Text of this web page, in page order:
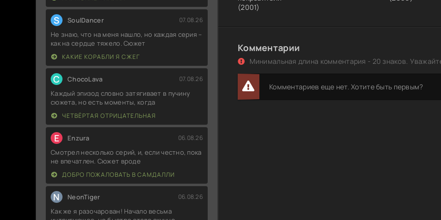
S SoulDancer 07.08.26
Не знаю, что на меня нашло, но каждая серия –
как на сердце тяжело. Сюжет
КАКИЕ КОРАБЛИ Я СЖЕГ
C ChocoLava 07.08.26
Каждый эпизод словно затягивает в пучину
сюжета, но есть моменты, когда
ЧЕТВЁРТАЯ ОТРИЦАТЕЛЬНАЯ
E Enzura 06.08.26
Смотрел несколько серий, и, если честно, пока
не впечатлен. Сюжет вроде
ДОБРО ПОЖАЛОВАТЬ В САМДАЛЛИ
N NeonTiger 06.08.26
Как же я разочарован! Начало весьма
Муравьи в штанах / Harte Jungs (2000) WEB-DLRip
(2001)
Комментарии
Минимальная длина комментария - 20 знаков.
Комментариев еще нет. Хотите быть первым?